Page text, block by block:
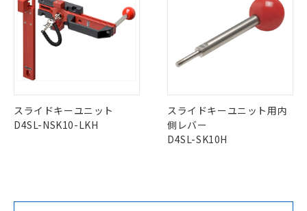
スライドキーユニット
D4SL-NSK10-LKH
スライドキーユニット用内
側レバー
D4SL-SK10H
お客様が当ウェブサイト上で当社にご
登録された部品リストについて、当社
および当社の共同利用者が、当社の製
品・サービスに関するお客様との取
引・商談に必要な範囲で利用すること
の共同利用に関して"
の「1.共同利
用者の範囲」に記載されている法人を
※3 非含有証明書ダウンロード
下記の非含有証明書をダウンロードするこ
EU RoHS指令（10物質）の非含有証明書
51物質の非含有証明書（当社基準）
※本証明書は発行日時点で非含有を証明す
るもので、過去に遡って非含有を証明する
い合わせください。